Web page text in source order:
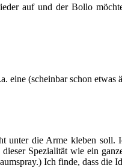
auf und der Bollo
eine (scheinbar schon
unter die Arme kleben
Spezialität wie ein
Ich finde, dass